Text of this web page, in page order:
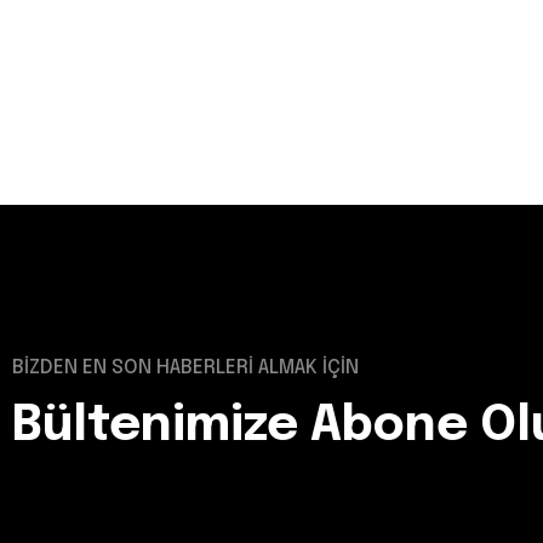
BİZDEN EN SON HABERLERİ ALMAK İÇİN
Bültenimize Abone